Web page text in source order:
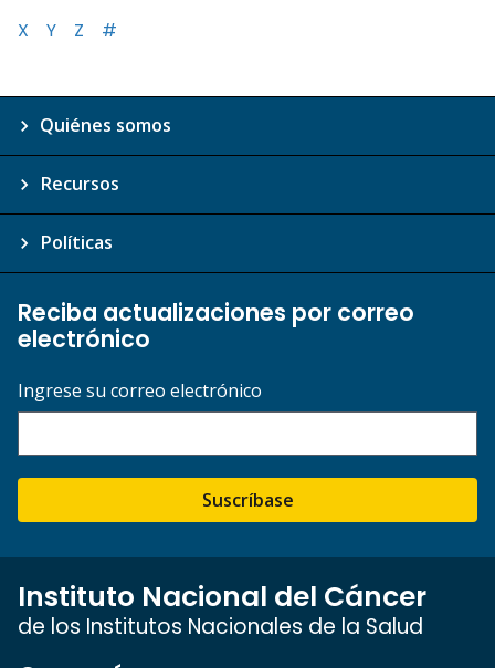
X
Y Z #
Quiénes somos
Recursos
Políticas
Reciba actualizaciones por correo
electrónico
Ingrese su correo electrónico
Suscríbase
Instituto Nacional del Cáncer
de los Institutos Nacionales de la Salud